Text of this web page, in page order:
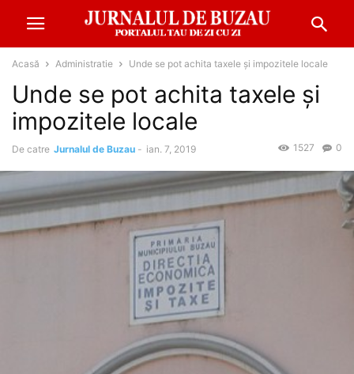
Acasă Administratie Unde se pot achita taxele și impozitele locale
Unde se pot achita taxele și
impozitele locale
De catre Jurnalul de Buzau - ian. 7, 2019 0
1527